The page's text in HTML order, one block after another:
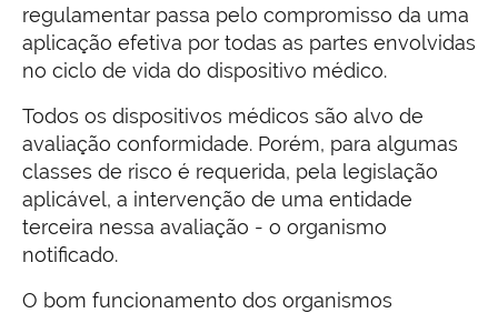
regulamentar passa pelo compromisso da uma
aplicação efetiva por todas as partes envolvidas
no ciclo de vida do dispositivo médico.
Todos os dispositivos médicos são alvo de
avaliação conformidade. Porém, para algumas
classes de risco é requerida, pela legislação
aplicável, a intervenção de uma entidade
terceira nessa avaliação - o organismo
notificado.
O bom funcionamento dos organismos